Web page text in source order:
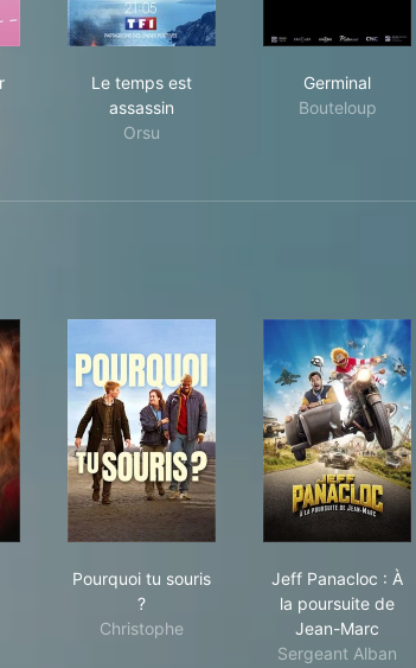
Le temps est
assassin
Orsu
Germinal
Bouteloup
Pourquoi tu souris
?
Christophe
Jeff Panacloc : À
la poursuite de
Jean-Marc
Sergeant Alban